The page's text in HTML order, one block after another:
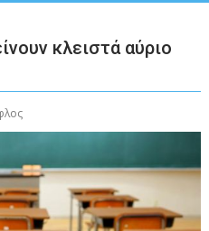
κλειστά αύριο